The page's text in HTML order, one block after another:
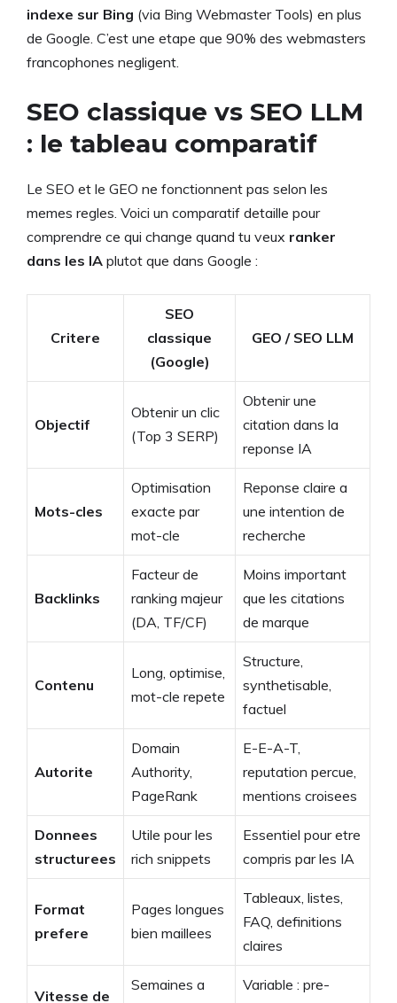
indexe sur Bing (via Bing Webmaster Tools) en plus
de Google. C’est une etape que 90% des webmasters
francophones negligent.
SEO classique vs SEO LLM
: le tableau comparatif
Le SEO et le GEO ne fonctionnent pas selon les
memes regles. Voici un comparatif detaille pour
comprendre ce qui change quand tu veux ranker
dans les IA plutot que dans Google :
Critere
SEO
classique
(Google)
GEO / SEO LLM
Objectif
Obtenir un clic
(Top 3 SERP)
Obtenir une
citation dans la
reponse IA
Mots-cles
Optimisation
exacte par
mot-cle
Reponse claire a
une intention de
recherche
Backlinks
Facteur de
ranking majeur
(DA, TF/CF)
Moins important
que les citations
de marque
Contenu
Long, optimise,
mot-cle repete
Structure,
synthetisable,
factuel
Autorite
Domain
Authority,
PageRank
E-E-A-T,
reputation percue,
mentions croisees
Donnees
structurees
Utile pour les
rich snippets
Essentiel pour etre
compris par les IA
Format
prefere
Pages longues
bien maillees
Tableaux, listes,
FAQ, definitions
claires
Vitesse de
Semaines a
Variable : pre-